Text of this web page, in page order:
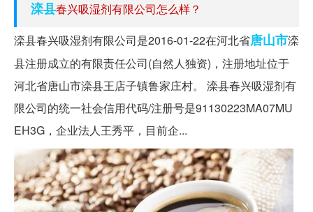
滦县春兴吸湿剂有限公司怎么样？
滦县春兴吸湿剂有限公司是2016-01-22在河北省唐山市滦
县注册成立的有限责任公司(自然人独资)，注册地址位于
河北省唐山市滦县王店子镇鲁家庄村。 滦县春兴吸湿剂有
限公司的统一社会信用代码/注册号是91130223MA07MU
EH3G，企业法人王秀平，目前企...